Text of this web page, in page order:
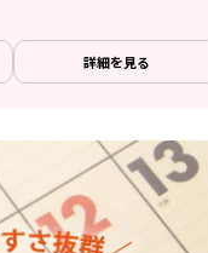
詳細を見る